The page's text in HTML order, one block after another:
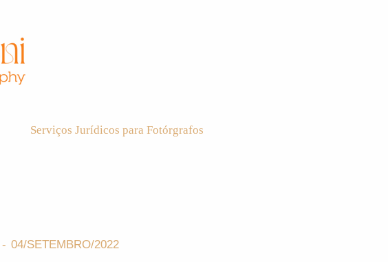
Serviços Jurídicos para Fotórgrafos
04/SETEMBRO/2022